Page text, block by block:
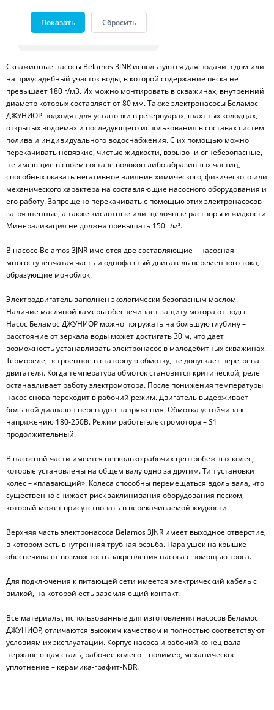
Показать Сбросить
Скважинные насосы Belamos 3JNR используются для подачи в дом или
на приусадебный участок воды, в которой содержание песка не
превышает 180 г/м3. Их можно монтировать в скважинах, внутренний
диаметр которых составляет от 80 мм. Также электронасосы Беламос
ДЖУНИОР подходят для установки в резервуарах, шахтных колодцах,
открытых водоемах и последующего использования в составах систем
полива и индивидуального водоснабжения. С их помощью можно
перекачивать невязкие, чистые жидкости, взрыво- и огнебезопасные,
не имеющие в своем составе волокон либо абразивных частиц,
способных оказать негативное влияние химического, физического или
механического характера на составляющие насосного оборудования и
его работу. Запрещено перекачивать с помощью этих электронасосов
загрязненные, а также кислотные или щелочные растворы и жидкости.
Минерализация не должна превышать 150 г/м³.
В насосе Belamos 3JNR имеются две составляющие – насосная
многоступенчатая часть и однофазный двигатель переменного тока,
образующие моноблок.
Электродвигатель заполнен экологически безопасным маслом.
Наличие масляной камеры обеспечивает защиту мотора от воды.
Насос Беламос ДЖУНИОР можно погружать на большую глубину –
расстояние от зеркала воды может достигать 30 м, что дает
возможность устанавливать электронасос в малодебитных скважинах.
Термореле, встроенное в статорную обмотку, не допускает перегрева
двигателя. Когда температура обмоток становится критической, реле
останавливает работу электромотора. После понижения температуры
насос снова переходит в рабочий режим. Двигатель выдерживает
большой диапазон перепадов напряжения. Обмотка устойчива к
напряжению 180-250В. Режим работы электромотора – S1
продолжительный.
В насосной части имеется несколько рабочих центробежных колес,
которые установлены на общем валу одно за другим. Тип установки
колес – «плавающий». Колеса способны перемещаться вдоль вала, что
существенно снижает риск заклинивания оборудования песком,
который может присутствовать в перекачиваемой жидкости.
Верхняя часть электронасоса Belamos 3JNR имеет выходное отверстие,
в котором есть внутренняя трубная резьба. Пара ушек на крышке
обеспечивают возможность закрепления насоса с помощью троса.
Для подключения к питающей сети имеется электрический кабель с
вилкой, на которой есть заземляющий контакт.
Все материалы, использованные для изготовления насосов Беламос
ДЖУНИОР, отличаются высоким качеством и полностью соответствуют
условиям их эксплуатации. Корпус насоса и рабочий конец вала –
нержавеющая сталь, рабочее колесо – полимер, механическое
уплотнение – керамика-графит-NBR.